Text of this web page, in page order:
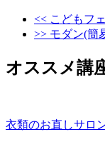
<< こどもフ
>> モダン(簡
オススメ講
衣類のお直しサロ